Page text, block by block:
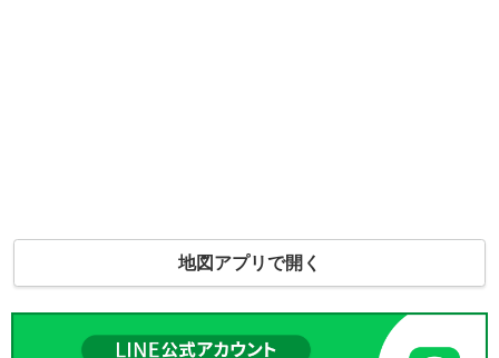
地図アプリで開く